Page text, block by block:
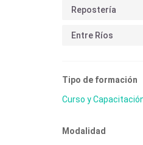
Repostería
Entre Ríos
Tipo de formación
Curso y
Modalidad